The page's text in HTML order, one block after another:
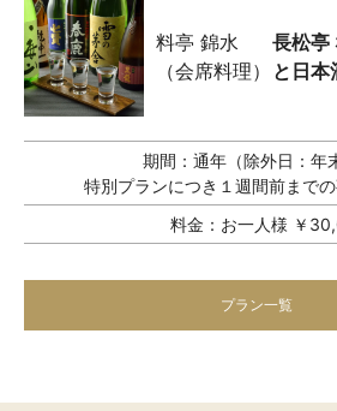
料亭 錦水
（会席料理）
長松亭
と日本
期間： 通年（除外日：年
特別プランにつき１週間前まで
料金： お一人様 ￥
プラン一覧